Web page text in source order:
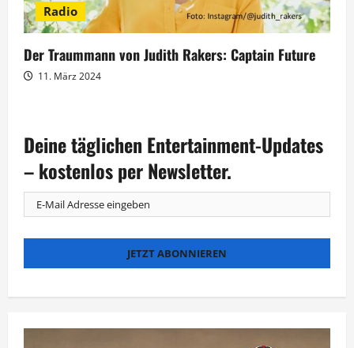
Radio
Der Traummann von Judith Rakers: Captain Future
11. März 2024
Deine täglichen Entertainment-Updates
– kostenlos per Newsletter.